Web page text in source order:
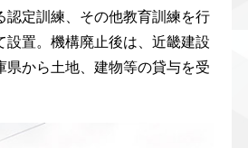
認定訓練、その他教育訓練を行
設置。機構廃止後は、近畿建設
県から土地、建物等の貸与を受